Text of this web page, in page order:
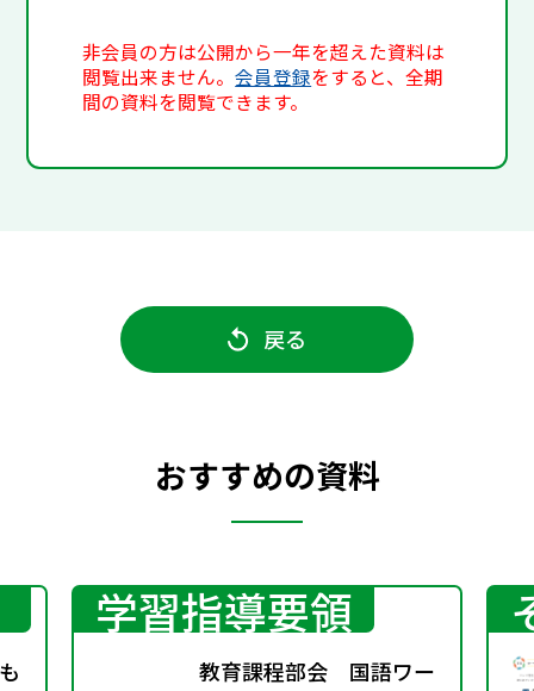
非会員の方は公開から一年を超えた資料は
閲覧出来ません。会員登録をすると、全期
間の資料を閲覧できます。
戻る
おすすめの資料
学習指導要領
教育課程部会 国語ワー